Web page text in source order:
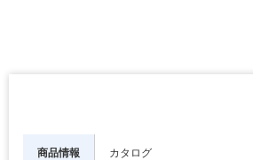
商品情報 カタログ